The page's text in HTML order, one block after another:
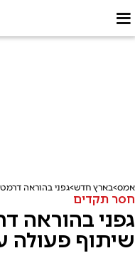
אמס בארץ חדש גפני בהוראה
חסר תקדים
גפני בהוראה
שיתוף